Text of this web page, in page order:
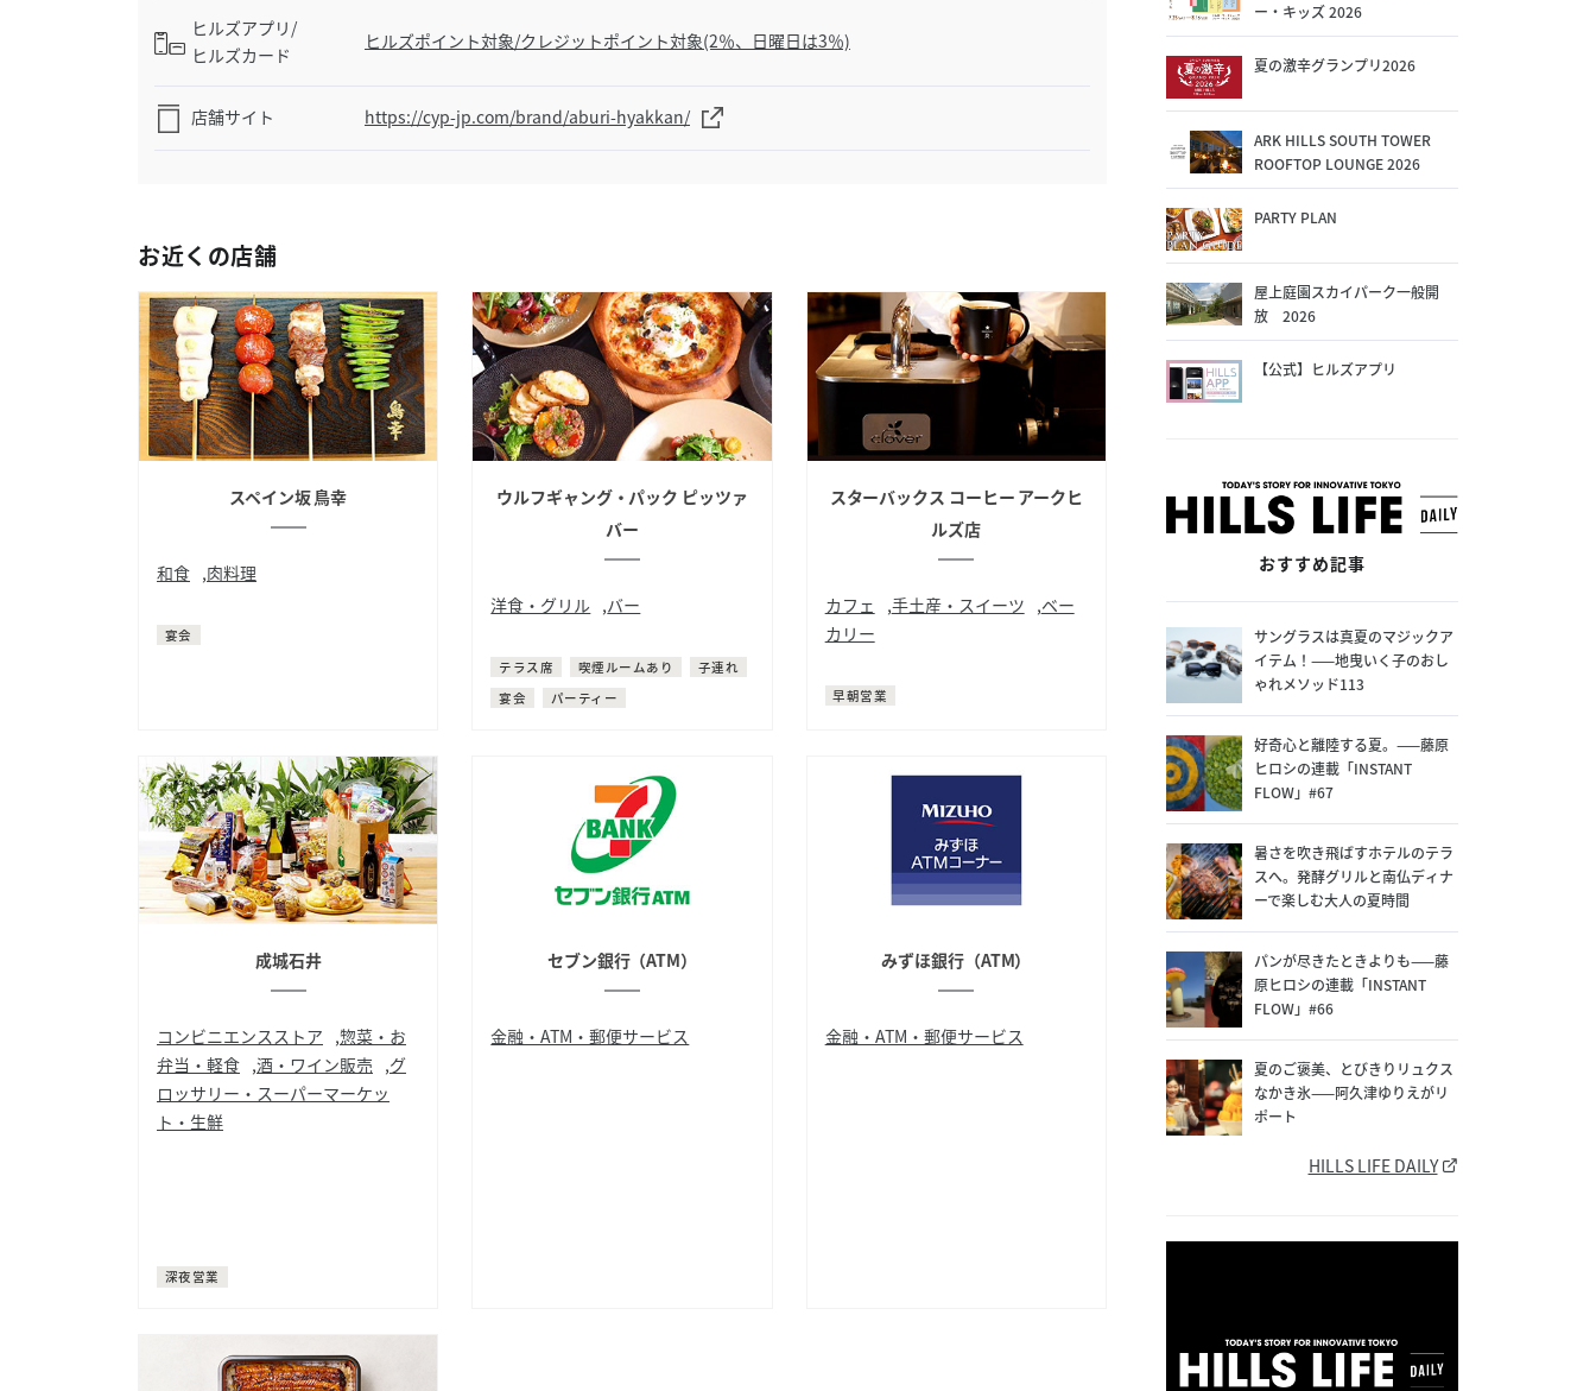
ヒルズアプリ/
ヒルズカード
ヒルズポイント対象/クレジットポイント対象(2％、日曜日は3％)
店舗サイト https://cyp-jp.com/brand/aburi-hyakkan/
お近くの店舗
スペイン坂 鳥幸
和食 ,肉料理
宴会
ウルフギャング・パック ピッツァ
バー
洋食・グリル ,バー
テラス席
喫煙ルームあり
子連れ
宴会
パーティー
スターバックス コーヒー アークヒ
ルズ店
カフェ ,手土産・スイーツ ,ベー
カリー
早朝営業
成城石井
コンビニエンスストア ,惣菜・お
弁当・軽食 ,酒・ワイン販売 ,グ
ロッサリー・スーパーマーケッ
ト・生鮮
深夜営業
セブン銀行（ATM）
金融・ATM・郵便サービス
みずほ銀行（ATM）
金融・ATM・郵便サービス
ー・キッズ 2026
夏の激辛グランプリ2026
ARK HILLS SOUTH TOWER
ROOFTOP LOUNGE 2026
PARTY PLAN
屋上庭園スカイパーク一般開
放 2026
【公式】ヒルズアプリ
おすすめ記事
サングラスは真夏のマジックア
イテム！——地曳いく子のおし
ゃれメソッド113
好奇心と離陸する夏。——藤原
ヒロシの連載「INSTANT
FLOW」#67
暑さを吹き飛ばすホテルのテラ
スへ。発酵グリルと南仏ディナ
ーで楽しむ大人の夏時間
パンが尽きたときよりも——藤
原ヒロシの連載「INSTANT
FLOW」#66
夏のご褒美、とびきりリュクス
なかき氷——阿久津ゆりえがリ
ポート
HILLS LIFE DAILY